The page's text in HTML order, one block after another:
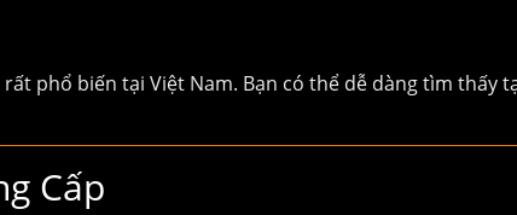
phổ biến tại Việt Nam. Bạn có thể dễ dàng tìm thấy
Cấp